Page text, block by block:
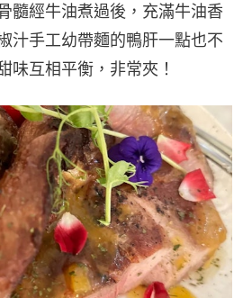
髓經牛油煮過後，充滿牛油香
汁手工幼帶麵的鴨肝一點也不
味互相平衡，非常夾！